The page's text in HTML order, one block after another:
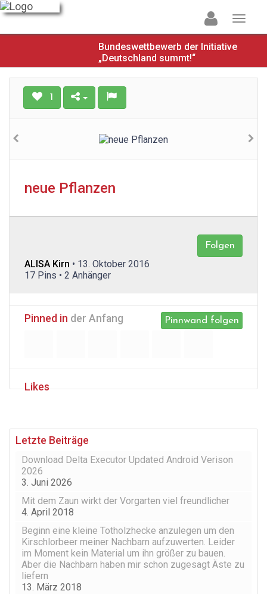
Bundeswettbewerb der Initiative
„Deutschland summt!“
1
neue Pflanzen
Folgen
ALISA Kirn • 13. Oktober 2016
17 Pins • 2 Anhänger
Pinnwand folgen
Pinned in der Anfang
Likes
Letzte Beiträge
Download Delta Executor Updated Android Verison
2026
3. Juni 2026
Mit dem Zaun wirkt der Vorgarten viel freundlicher
4. April 2018
Beginn eine kleine Totholzhecke anzulegen um den
Kirschlorbeer meiner Nachbarn aufzuwerten. Leider
im Moment kein Material um ihn größer zu bauen.
Aber die Nachbarn haben mir schon zugesagt Äste zu
liefern
13. März 2018